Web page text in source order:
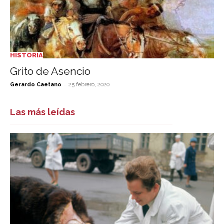
HISTORIA
Grito de Asencio
Gerardo Caetano - 25 febrero, 2020
Las más leídas